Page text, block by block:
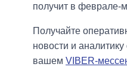
получит в феврале-
Получайте
новости и
вашем VIBER-